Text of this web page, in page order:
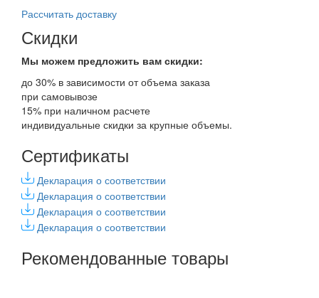
Рассчитать доставку
Скидки
Мы можем предложить вам скидки:
до 30% в зависимости от объема заказа
при самовывозе
15% при наличном расчете
индивидуальные скидки за крупные объемы.
Сертификаты
Декларация о соответствии
Декларация о соответствии
Декларация о соответствии
Декларация о соответствии
Рекомендованные товары